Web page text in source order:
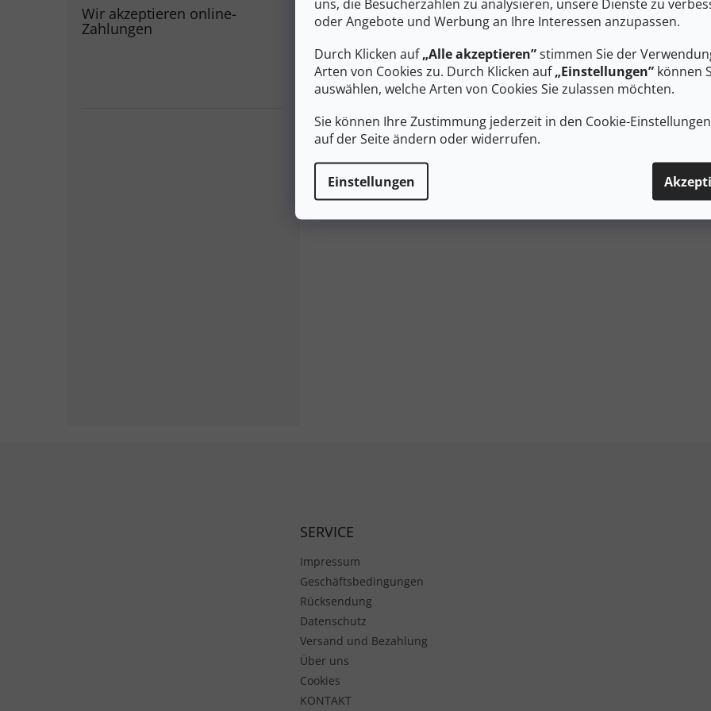
oder Angebote und Werbung an Ihre Interessen anzupassen.
Durch Klicken auf„Alle akzeptieren”stimmen Sie der
Arten von Cookies zu. Durch Klicken auf„Einstellungen” können
auswählen, welche Arten von Cookies Sie zulassen möchten.
Sie können Ihre Zustimmung jederzeit in den Cookie-
auf der Seite ändern oder widerrufen.
Einstellungen
Wir akzeptieren online-
Zahlungen
In den Warenkorb
Leichter Tatonka Aluminium-
Zelthering in heller Goldfarbe mit
Schlaufe zum Herausziehen.
In den Warenkorb
Zeltstange aus Aluminium,
lang.
SERVICE
Impressum
Geschäftsbedingungen
Rücksendung
Datenschutz
Versand und Bezahlung
Über uns
Cookies
KONTAKT